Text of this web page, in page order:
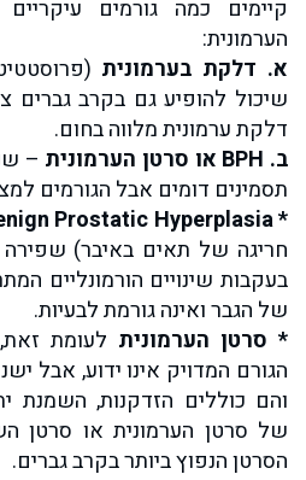
קיימים כמה גורמים
הערמונית:
א. דלקת בערמונית
שיכול להופיע גם בקרב
דלקת ערמונית מלווה בחום.
ב. BPH
או סרטן הערמונית –
תסמינים דומים אבל הגורמים
* Benign Prostatic Hyperplasia
חריגה של תאים באיבר)
בעקבות שינויים הורמונליים
של הגבר ואינה גורמת לבעיות.
* סרטן הערמונית לעומת
הגורם המדויק אינו ידוע, אבל
והם כוללים הזדקנות, השמנת
של סרטן הערמונית או סרטן
הסרטן הנפוץ ביותר בקרב גברים.